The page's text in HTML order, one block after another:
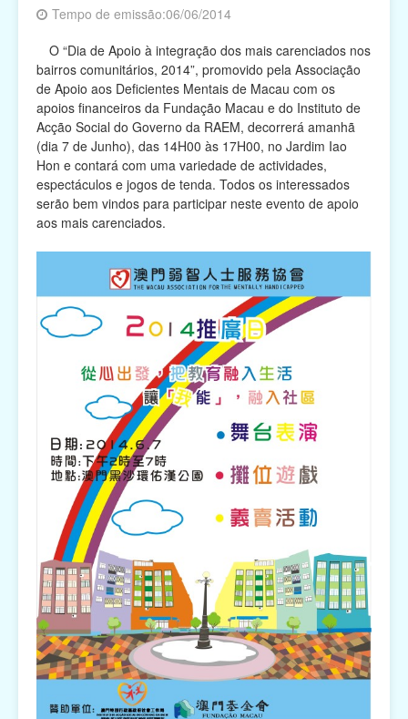
Organismos Internacionais
Outras Instituições
Tempo de emissão:06/06/2014
O “Dia de Apoio à integração dos mais carenciados nos
bairros comunitários, 2014”, promovido pela Associação
de Apoio aos Deficientes Mentais de Macau com os
apoios financeiros da Fundação Macau e do Instituto de
Acção Social do Governo da RAEM, decorrerá amanhã
(dia 7 de Junho), das 14H00 às 17H00, no Jardim Iao
Hon e contará com uma variedade de actividades,
espectáculos e jogos de tenda. Todos os interessados
serão bem vindos para participar neste evento de apoio
aos mais carenciados.